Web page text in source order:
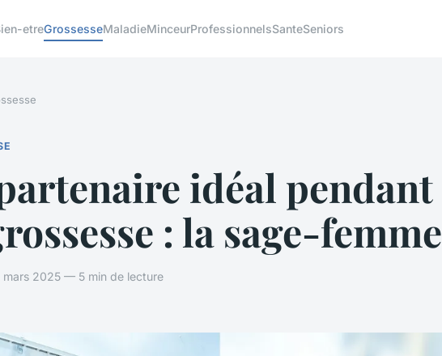
etreGrossesseMaladieMinceurProfessionnelsSanteSeniors
idéal pendant
: la sage-femme
2025 — 5 min de lecture